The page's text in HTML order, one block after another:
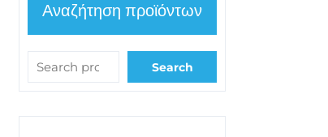
Αναζήτηση προϊόντων
Search